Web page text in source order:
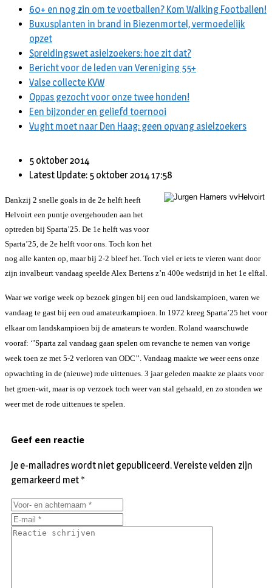
60+ en nog zin om te voetballen? Kom Walking Footballen!
Buxusplanten in brand in Biezenmortel, vermoedelijk
opzet
Spreidingswet asielzoekers: hoe zit dat?
Bericht voor de leden van Vereniging 55+
Valse collecte KVW
Oppas gezocht voor onze twee honden!
Een bijzonder en geliefd toernooi
Vught moet naar Den Haag: geen opvang asielzoekers
5 oktober 2014
Latest Update: 5 oktober 2014 17:58
Dankzij 2 snelle goals in de 2e helft heeft
Helvoirt een puntje overgehouden aan het
optreden bij Sparta’25. De 1e helft was voor
Sparta’25, de 2e helft voor ons. Toch kon het
nog alle kanten op, maar bij 2-2 bleef het. Toch viel er iets te vieren want door
zijn invalbeurt vandaag speelde Alex Bertens z’n 400e wedstrijd in het 1e elftal.
Waar we vorige week op bezoek gingen bij een oud landskampioen, waren we
vandaag te gast bij een oud amateurkampioen. In 1972 kreeg Sparta’25 het voor
elkaar om landskampioen bij de amateurs te worden. Roland waarschuwde
vooraf: ‘’Sparta zal vandaag gaan spelen om revanche te nemen van vorige
week toen ze met 5-2 verloren van ODC’’. Vandaag maakte we weer eens onze
opwachting in de (nieuwe) rode uittenues. 3 jaar geleden maakte ze plaats voor
het groen-wit, maar is op verzoek toch weer van stal gehaald, en zo stonden we
weer met de rode uittenues te spelen.
Geef een reactie
Je e-mailadres wordt niet gepubliceerd.Vereiste velden zijn
gemarkeerd met *